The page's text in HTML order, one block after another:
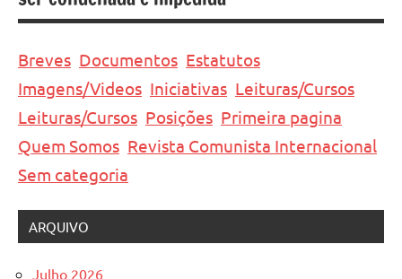
Breves Documentos Estatutos
Imagens/Videos Iniciativas Leituras/Cursos
Leituras/Cursos Posições Primeira pagina
Quem Somos Revista Comunista Internacional
Sem categoria
ARQUIVO
Julho 2026